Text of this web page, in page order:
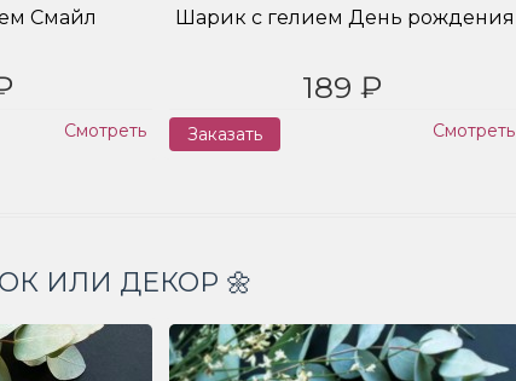
Смайл
Смотреть
Шарик с гелием День рождения
189 ₽
Заказать Смотреть
ИЛИ ДЕКОР 🌼